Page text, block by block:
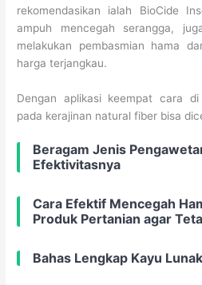
rekomendasikan ialah BioCide
ampuh mencegah serangga,
melakukan pembasmian hama
harga terjangkau.
Dengan aplikasi keempat cara
pada kerajinan natural fiber bisa
Beragam Jenis
Efektivitasnya
Cara Efektif Mencegah
Produk Pertanian agar
Bahas Lengkap Kayu